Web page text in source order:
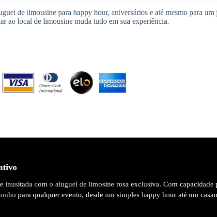
de limousine para happy hour, aniversários e até mesmo para
ao local de limousine muda tudo em sua experiência.
inusitada com o aluguel de limosine rosa exclusiva. Com capacidade
para qualquer evento, desde um simples happy hour até um